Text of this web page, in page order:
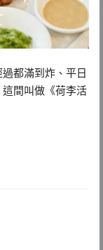
都滿到炸、平日
間叫做《荷李活